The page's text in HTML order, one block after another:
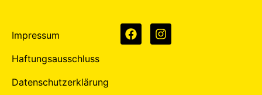
Impressum
Haftungsausschluss
Datenschutzerklärung